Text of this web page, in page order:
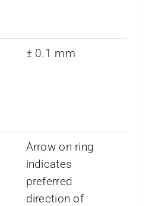
± 0.1 mm
Arrow on ring
indicates
preferred
direction of